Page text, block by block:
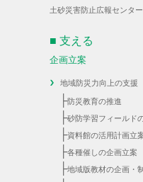
土砂災害防止広報センター
■ 支える
企画立案
地域防災力向上の支援
├防災教育の推進
├砂防学習フィールド
├資料館の活用計画立
├各種催しの企画立案
├地域版教材の企画・